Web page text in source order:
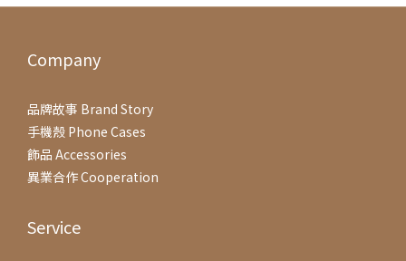
Company
品牌故事 Brand Story
手機殼 Phone Cases
飾品 Accessories
異業合作 Cooperation
Service